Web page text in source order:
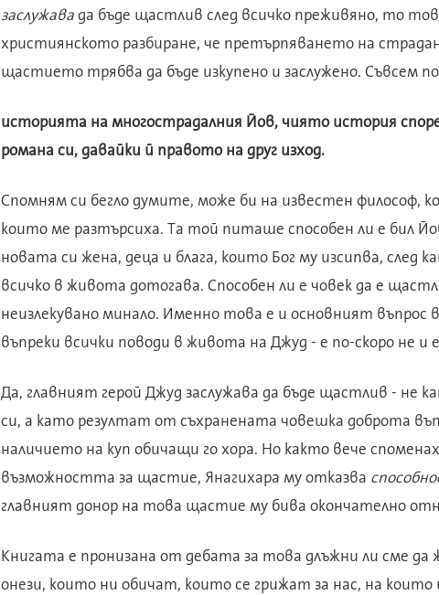
заслужавада бъде щастлив след всичко преживяно, то
християнското разбиране, че претърпяването на
щастието трябва да бъде изкупено и заслужено. Съвсем по
историята на многострадалния Йов, чиято история
романа си, давайки й правото на друг изход.
Спомням си бегло думите, може би на известен философ,
които ме разтърсиха. Та той питаше способен ли е бил
новата си жена, деца и блага, които Бог му изсипва,
всичко в живота дотогава. Способен ли е човек да е
неизлекувано минало. Именно това е и основният
въпреки всички поводи в живота на Джуд - е по-скоро не
Да, главният герой Джуд заслужава да бъде щастлив - не
си, а като резултат от съхранената човешка доброта
наличието на куп обичащи го хора. Но както вече
възможността за щастие, Янагихара му отказва
главният донор на това щастие му бива окончателно
Книгата е пронизана от дебата за това длъжни ли сме да
онези, които ни обичат, които се грижат за нас, на които